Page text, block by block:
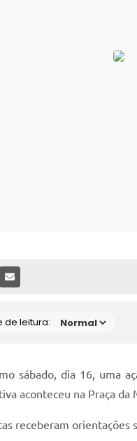
MÍDIAS
de leitura:
sábado, dia 16, uma
aconteceu na Praça
receberam